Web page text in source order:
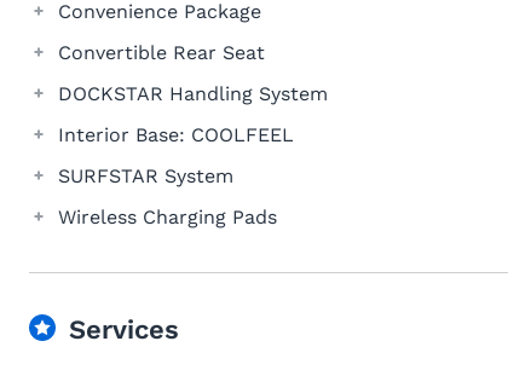
Convenience Package
Convertible Rear Seat
DOCKSTAR Handling System
Interior Base: COOLFEEL
SURFSTAR System
Wireless Charging Pads
Services